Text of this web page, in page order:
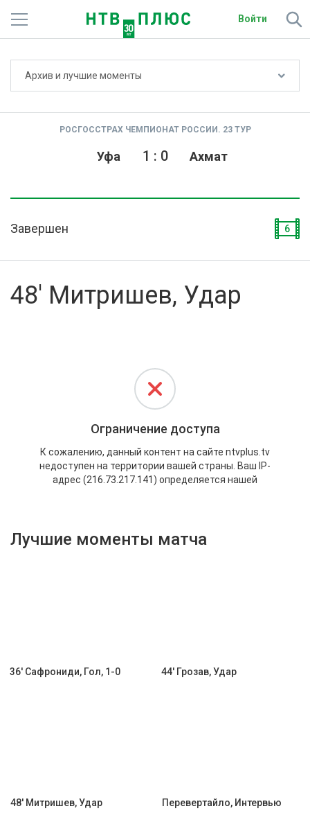
Войти
О сайте
Архив и лучшие моменты
РОСГОССТРАХ ЧЕМПИОНАТ РОССИИ. 23 ТУР
Уфа Ахмат
1 : 0
Завершен 6
48' Митришев, Удар
Лучшие моменты матча
36' Сафрониди, Гол, 1-0 44' Грозав, Удар
48' Митришев, Удар Перевертайло, Интервью